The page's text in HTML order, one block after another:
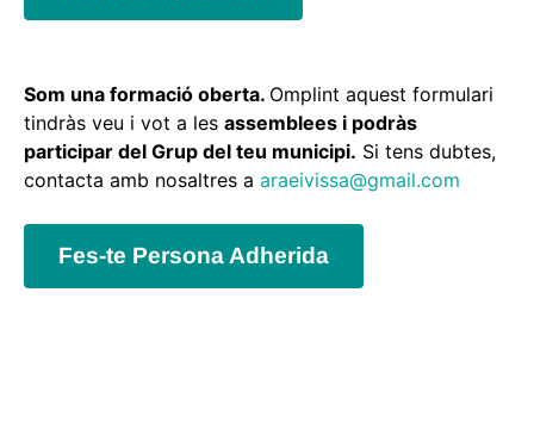
Som una formació oberta. Omplint aquest formulari
tindràs veu i vot a les assemblees i podràs
participar del Grup del teu municipi. Si tens dubtes,
contacta amb nosaltres a araeivissa@gmail.com
Fes-te Persona Adherida